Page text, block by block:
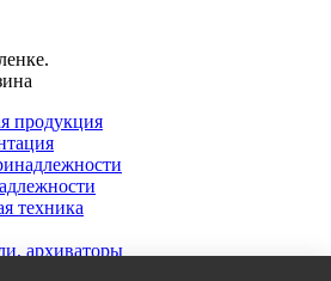
продукция
техника
архиваторы